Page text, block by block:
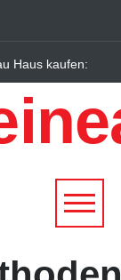
Haus kaufen:
zwischen
und
einfach erklärt